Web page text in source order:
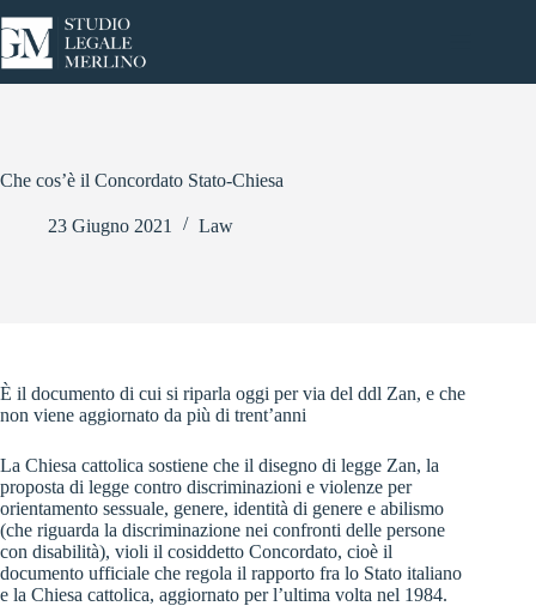
al
contenuto
Che cos’è il Concordato Stato-Chiesa
23 Giugno 2021 Law
È il documento di cui si riparla oggi per via del ddl Zan, e che
non viene aggiornato da più di trent’anni
La Chiesa cattolica sostiene che il disegno di legge Zan, la
proposta di legge contro discriminazioni e violenze per
orientamento sessuale, genere, identità di genere e abilismo
(che riguarda la discriminazione nei confronti delle persone
con disabilità), violi il cosiddetto Concordato, cioè il
documento ufficiale che regola il rapporto fra lo Stato italiano
e la Chiesa cattolica, aggiornato per l’ultima volta nel 1984.